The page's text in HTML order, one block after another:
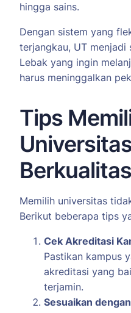
hingga sains.
Dengan sistem yang
terjangkau, UT menjadi
Lebak yang ingin
harus meninggalkan
Tips
Memilih universitas
Berikut beberapa tips
Cek Akreditasi
Pastikan kampus
akreditasi yang
terjamin.
Sesuaikan